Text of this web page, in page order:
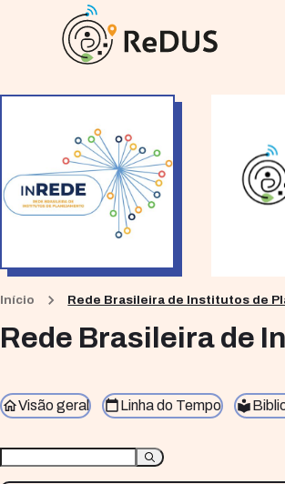
Início Rede Brasileira de Institutos de
Rede Brasileira de
Visão geral Linha do Tempo